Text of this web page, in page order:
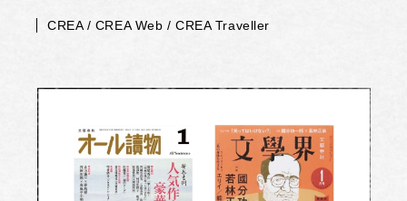
CREA / CREA Web / CREA Traveller